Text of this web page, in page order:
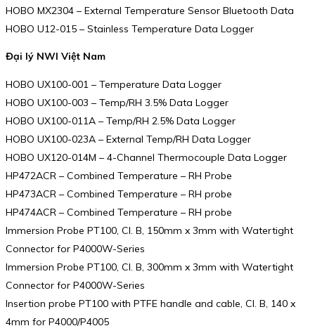
HOBO MX2304 – External Temperature Sensor Bluetooth Data
HOBO U12-015 – Stainless Temperature Data Logger
Đại lý NWI Việt Nam
HOBO UX100-001 – Temperature Data Logger
HOBO UX100-003 – Temp/RH 3.5% Data Logger
HOBO UX100-011A – Temp/RH 2.5% Data Logger
HOBO UX100-023A – External Temp/RH Data Logger
HOBO UX120-014M – 4-Channel Thermocouple Data Logger
HP472ACR – Combined Temperature – RH Probe
HP473ACR – Combined Temperature – RH probe
HP474ACR – Combined Temperature – RH probe
Immersion Probe PT100, Cl. B, 150mm x 3mm with Watertight
Connector for P4000W-Series
Immersion Probe PT100, Cl. B, 300mm x 3mm with Watertight
Connector for P4000W-Series
Insertion probe PT100 with PTFE handle and cable, Cl. B, 140 x
4mm for P4000/P4005